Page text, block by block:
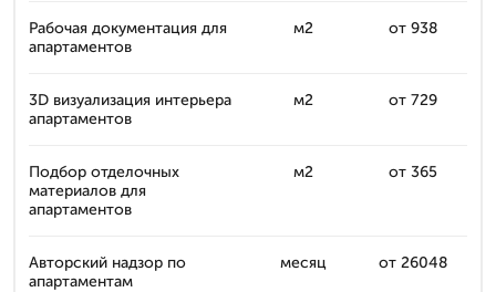
Рабочая документация для
апартаментов
м2 от 938
3D визуализация интерьера
апартаментов
м2 от 729
Подбор отделочных
материалов для
апартаментов
м2 от 365
Авторский надзор по
апартаментам
месяц от 26048